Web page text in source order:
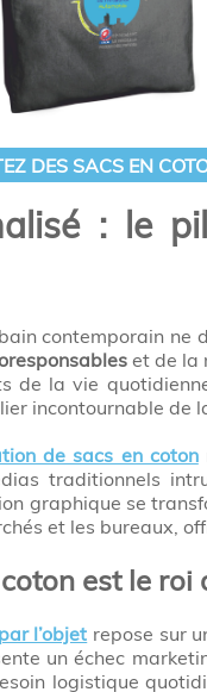
DES SACS EN
: le
contemporain
et de la
de la vie
incontournable de
de sacs en coton
traditionnels
graphique se
et les bureaux,
est le roi
l’objet repose sur
un échec
logistique